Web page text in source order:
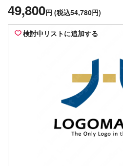
49,800円 (税込54,780円)
検討中リストに追加する